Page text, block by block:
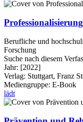
Berufliche und
Forschung
Suche nach diesem
Jahr: [2022]
Verlag: Stuttgart, Franz
Mediengruppe: E-Book
lädt